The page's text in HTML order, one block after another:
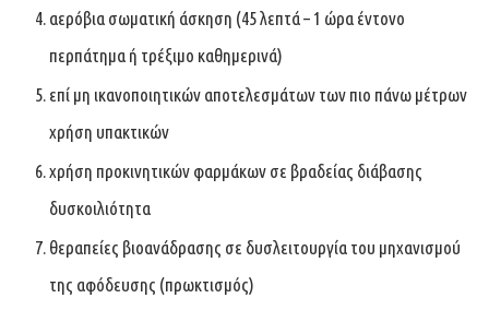
αερόβια σωματική άσκηση (45 λεπτά – 1 ώρα έντονο
περπάτημα ή τρέξιμο καθημερινά)
επί μη ικανοποιητικών αποτελεσμάτων των πιο πάνω μέτρων
χρήση υπακτικών
χρήση προκινητικών φαρμάκων σε βραδείας διάβασης
δυσκοιλιότητα
θεραπείες βιοανάδρασης σε δυσλειτουργία του μηχανισμού
της αφόδευσης (πρωκτισμός)